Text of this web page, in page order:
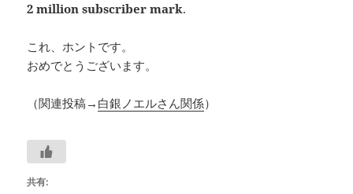
2 million subscriber mark.
これ、ホントです。
おめでとうございます。
（関連投稿→ 白銀ノエルさん関係）
共有: